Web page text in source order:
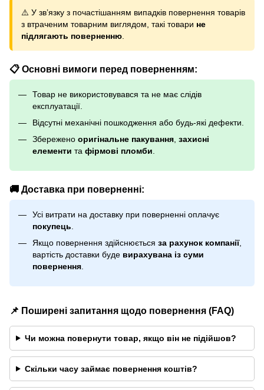
⚠️ У зв’язку з почастішанням випадків повернення товарів
з втраченим товарним виглядом, такі товари не
підлягають поверненню
📋 Основні вимоги перед поверненням:
Товар не використовувався та не має слідів
експлуатації.
Відсутні механічні пошкодження або будь-які дефекти.
Збережено оригінальне пакування, захисні
елементи та фірмові пломби.
🚚 Доставка при поверненні:
Усі витрати на доставку при поверненні оплачує
покупець
Якщо повернення здійснюється за рахунок компанії,
вартість доставки буде вирахувана із суми
повернення.
📌 Поширені запитання щодо повернення (FAQ)
Чи можна повернути товар, якщо він не підійшов?
Скільки часу займає повернення коштів?